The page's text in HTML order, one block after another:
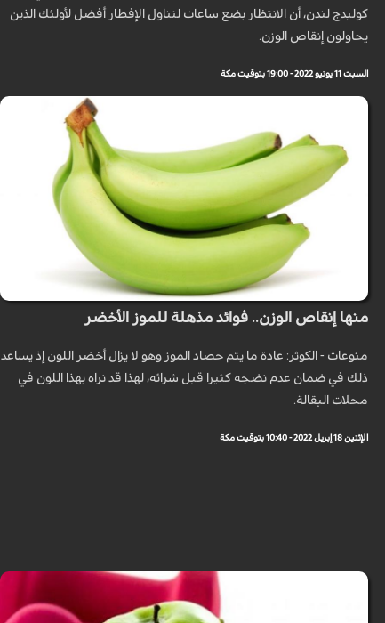
كوليدج لندن، أن الانتظار بضع ساعات لتناول الإفطار أفضل لأولئك الذين
يحاولون إنقاص الوزن.
السبت 11 يونيو 2022 - 19:00 بتوقيت مكة
منها إنقاص الوزن.. فوائد مذهلة للموز الأخضر
منوعات - الكوثر: عادة ما يتم حصاد الموز وهو لا يزال أخضر اللون إذ يساعد
ذلك في ضمان عدم نضجه كثيرا قبل شرائه، لهذا قد نراه بهذا اللون في
محلات البقالة.
الإثنين 18 إبريل 2022 - 10:40 بتوقيت مكة